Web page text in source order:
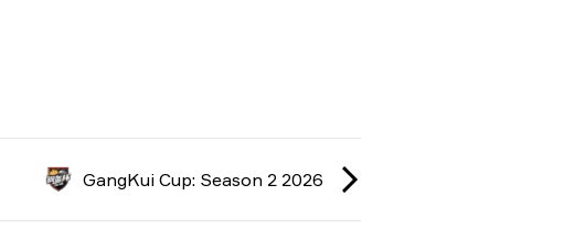
GangKui Cup: Season 2 2026